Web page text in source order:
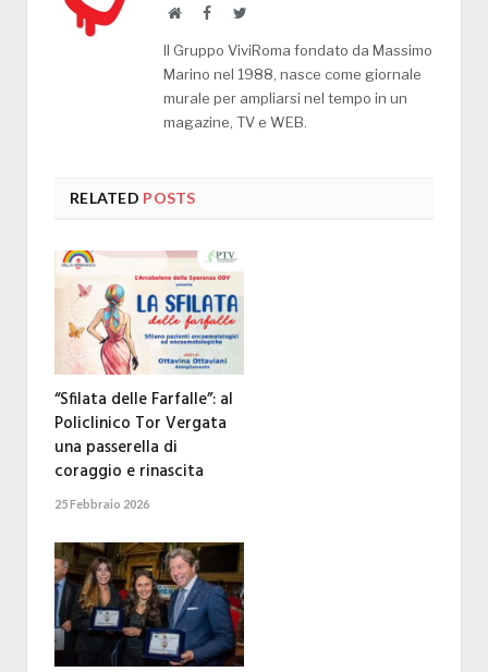
WebsiteFacebookTwitter
Il Gruppo ViviRoma fondato da Massimo
Marino nel 1988, nasce come giornale
murale per ampliarsi nel tempo in un
magazine, TV e WEB.
RELATED POSTS
“Sfilata delle Farfalle”: al
Policlinico Tor Vergata
una passerella di
coraggio e rinascita
25 Febbraio 2026